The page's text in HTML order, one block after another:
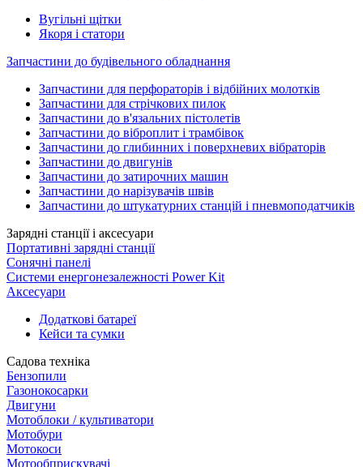
Вугільні щітки
Якоря і статори
Запчастини до будівельного обладнання
Запчастини для перфораторів і відбійних молотків
Запчастини для стрічкових пилок
Запчастини до в'язальних пістолетів
Запчастини до віброплит і трамбівок
Запчастини до глибинних і поверхневих вібраторів
Запчастини до двигунів
Запчастини до затирочних машин
Запчастини до нарізувачів швів
Запчастини до штукатурних станцій і пневмоподатчиків
Зарядні станції і аксесуари
Портативні зарядні станції
Сонячні панелі
Системи енергонезалежності Power Kit
Аксесуари
Додаткові батареї
Кейси та сумки
Садова техніка
Бензопили
Газонокосарки
Двигуни
Мотоблоки / культиватори
Мотобури
Мотокоси
Мотообприскувачі